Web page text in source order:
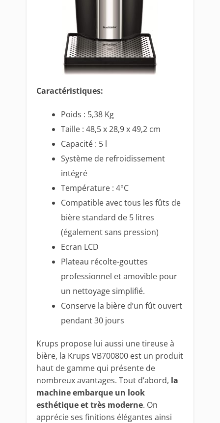
Caractéristiques:
Poids : 5,38 Kg
Taille : 48,5 x 28,9 x 49,2 cm
Capacité : 5 l
Système de refroidissement
intégré
Température : 4°C
Compatible avec tous les fûts de
bière standard de 5 litres
(également sans pression)
Ecran LCD
Plateau récolte-gouttes
professionnel et amovible pour
un nettoyage simplifié.
Conserve la bière d’un fût ouvert
pendant 30 jours
Krups propose lui aussi une tireuse à
bière, la Krups VB700800 est un produit
haut de gamme qui présente de
nombreux avantages. Tout d’abord, la
machine embarque un look
esthétique et très moderne. On
apprécie ses finitions élégantes ainsi